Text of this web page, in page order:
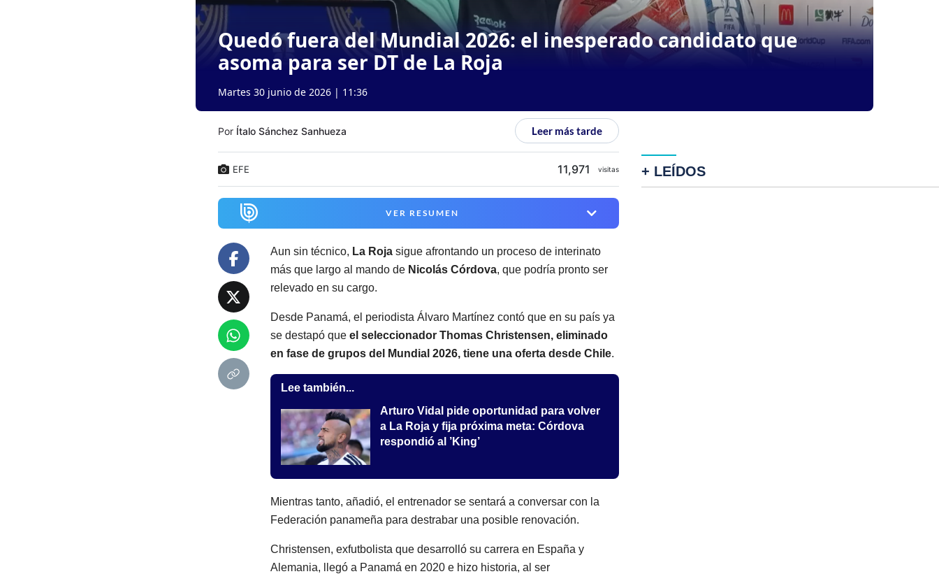
Quedó fuera del Mundial 2026: el inesperado candidato que
asoma para ser DT de La Roja
Martes 30 junio de 2026 | 11:36
Por Ítalo Sánchez Sanhueza Leer más tarde
EFE visitas
11,971
VER RESUMEN
Aun sin técnico, La Rojasigue afrontando un proceso de interinato
más que largo al mando de Nicolás Córdova, que podría pronto ser
relevado en su cargo.
Desde Panamá, el periodista Álvaro Martínez contó que en su país ya
se destapó que el seleccionador Thomas Christensen, eliminado
en fase de grupos del Mundial 2026, tiene una oferta desde Chile.
Lee también...
Arturo Vidal pide oportunidad para volver
a La Roja y fija próxima meta: Córdova
respondió al ’King’
Mientras tanto, añadió, el entrenador se sentará a conversar con la
Federación panameña para destrabar una posible renovación.
Christensen, exfutbolista que desarrolló su carrera en España y
Alemania, llegó a Panamá en 2020 e hizo historia, al ser
+ LEÍDOS